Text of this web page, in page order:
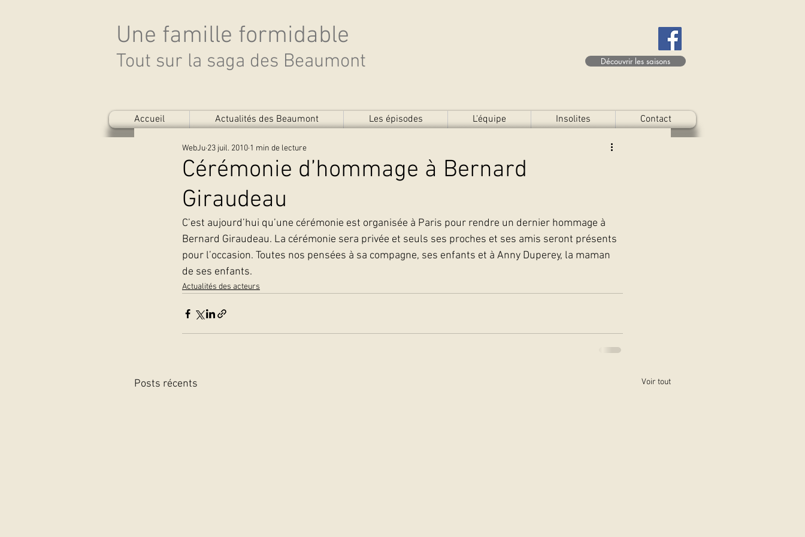
Une famille formidable
Tout sur la saga des Beaumont Découvrir les saisons
Accueil Actualités des Beaumont Les épisodes L'équipe Insolites Contact
Cérémonie d’hommage à Bernard
Giraudeau
WebJu 23 juil. 2010 1 min de lecture
C’est aujourd’hui qu’une cérémonie est organisée à Paris pour rendre un dernier hommage à
Bernard Giraudeau. La cérémonie sera privée et seuls ses proches et ses amis seront présents
pour l’occasion. Toutes nos pensées à sa compagne, ses enfants et à Anny Duperey, la maman
de ses enfants.
Actualités des acteurs
Posts récents Voir tout